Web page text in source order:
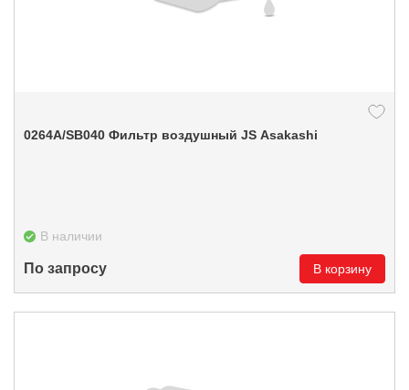
0264А/SB040 Фильтр воздушный JS Asakashi
В наличии
По запросу В корзину